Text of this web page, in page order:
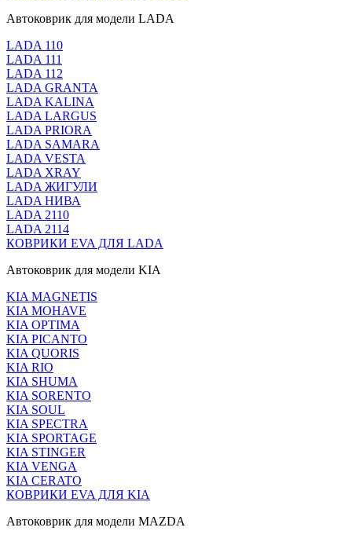
Автоковрик для модели LADA
LADA 110
LADA 111
LADA 112
LADA GRANTA
LADA KALINA
LADA LARGUS
LADA PRIORA
LADA SAMARA
LADA VESTA
LADA XRAY
LADA ЖИГУЛИ
LADA НИВА
LADA 2110
LADA 2114
КОВРИКИ EVA ДЛЯ LADA
Автоковрик для модели KIA
KIA MAGNETIS
KIA MOHAVE
KIA OPTIMA
KIA PICANTO
KIA QUORIS
KIA RIO
KIA SHUMA
KIA SORENTO
KIA SOUL
KIA SPECTRA
KIA SPORTAGE
KIA STINGER
KIA VENGA
KIA CERATO
КОВРИКИ EVA ДЛЯ KIA
Автоковрик для модели MAZDA